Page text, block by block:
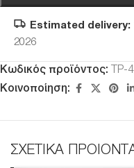
Estimated delivery:
2026
Κωδικός προϊόντος:
TP-
Κοινοποίηση:
ΣΧΕΤΙΚΑ